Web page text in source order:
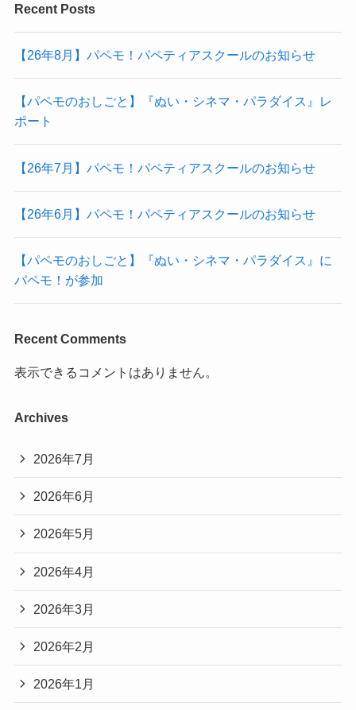
Recent Posts
【26年8月】パペモ！パペティアスクールのお知らせ
【パペモのおしごと】『ぬい・シネマ・パラダイス』レ
ポート
【26年7月】パペモ！パペティアスクールのお知らせ
【26年6月】パペモ！パペティアスクールのお知らせ
【パペモのおしごと】『ぬい・シネマ・パラダイス』に
パペモ！が参加
Recent Comments
表示できるコメントはありません。
Archives
2026年7月
2026年6月
2026年5月
2026年4月
2026年3月
2026年2月
2026年1月